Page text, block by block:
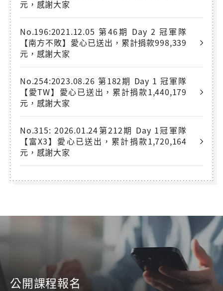
元，感謝大家
No.196:2021.12.05 第46期 Day 2 冠軍隊
【南方不敗】愛心已送出，累計捐款998,339
元，感謝大家
No.254:2023.08.26 第182期 Day 1 冠軍隊
【愛TW】愛心已送出，累計捐款1,440,179
元，感謝大家
No.315: 2026.01.24第212期 Day 1冠軍隊
【富X3】愛心已送出，累計捐款1,720,164
元，感謝大家
公開課程報名